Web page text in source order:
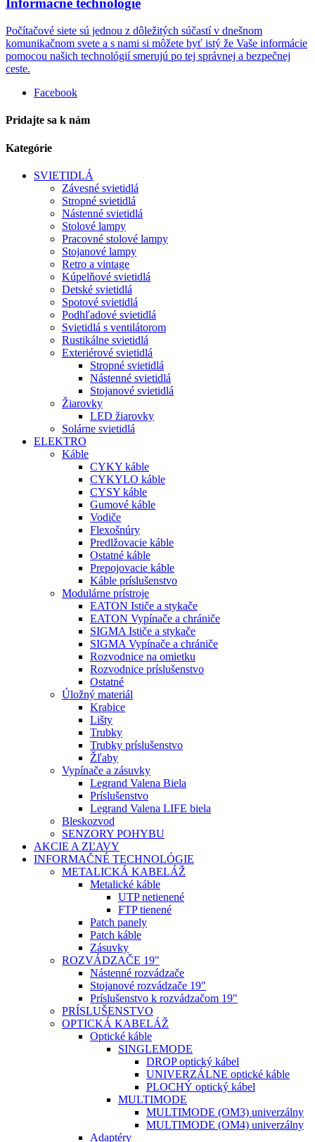
Informačné technológie
Počítačové siete sú jednou z dôležitých súčastí v dnešnom
komunikačnom svete a s nami si môžete byť istý že Vaše informácie
pomocou našich technológií smerujú po tej správnej a bezpečnej
ceste.
Facebook
Pridajte sa k nám
Kategórie
SVIETIDLÁ
Závesné svietidlá
Stropné svietidlá
Nástenné svietidlá
Stolové lampy
Pracovné stolové lampy
Stojanové lampy
Retro a vintage
Kúpelňové svietidlá
Detské svietidlá
Spotové svietidlá
Podhľadové svietidlá
Svietidlá s ventilátorom
Rustikálne svietidlá
Exteriérové svietidlá
Stropné svietidlá
Nástenné svietidlá
Stojanové svietidlá
Žiarovky
LED žiarovky
Solárne svietidlá
ELEKTRO
Káble
CYKY káble
CYKYLO káble
CYSY káble
Gumové káble
Vodiče
Flexošnúry
Predlžovacie káble
Ostatné káble
Prepojovacie káble
Káble príslušenstvo
Modulárne prístroje
EATON Ističe a stykače
EATON Vypínače a chrániče
SIGMA Ističe a stykače
SIGMA Vypínače a chrániče
Rozvodnice na omietku
Rozvodnice príslušenstvo
Ostatné
Úložný materiál
Krabice
Lišty
Trubky
Trubky príslušenstvo
Žľaby
Vypínače a zásuvky
Legrand Valena Biela
Príslušenstvo
Legrand Valena LIFE biela
Bleskozvod
SENZORY POHYBU
AKCIE A ZĽAVY
INFORMAČNÉ TECHNOLÓGIE
METALICKÁ KABELÁŽ
Metalické káble
UTP netienené
FTP tienené
Patch panely
Patch káble
Zásuvky
ROZVÁDZAČE 19"
Nástenné rozvádzače
Stojanové rozvádzače 19"
Príslušenstvo k rozvádzačom 19"
PRÍSLUŠENSTVO
OPTICKÁ KABELÁŽ
Optické káble
SINGLEMODE
DROP optický kábel
UNIVERZÁLNE optické káble
PLOCHÝ optický kábel
MULTIMODE
MULTIMODE (OM3) univerzálny
MULTIMODE (OM4) univerzálny
Adaptéry